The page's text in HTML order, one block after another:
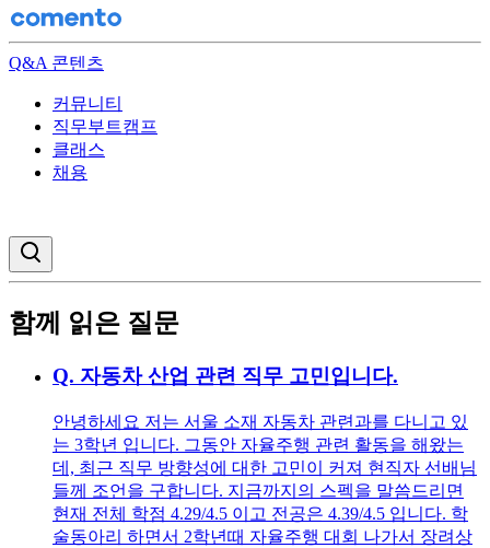
Q&A 콘텐츠
커뮤니티
직무부트캠프
클래스
채용
함께 읽은 질문
Q. 자동차 산업 관련 직무 고민입니다.
안녕하세요 저는 서울 소재 자동차 관련과를 다니고 있
는 3학년 입니다. 그동안 자율주행 관련 활동을 해왔는
데, 최근 직무 방향성에 대한 고민이 커져 현직자 선배님
들께 조언을 구합니다. 지금까지의 스펙을 말씀드리면
현재 전체 학점 4.29/4.5 이고 전공은 4.39/4.5 입니다. 학
술동아리 하면서 2학년때 자율주행 대회 나가서 장려상